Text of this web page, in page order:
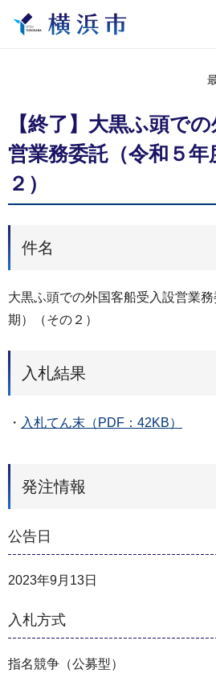
【終了】大黒ふ頭で
営業務委託（令和５
２）
件名
大黒ふ頭での外国客船受入設営業
期）（その２）
入札結果
・ 入札てん末（PDF：42KB）
発注情報
公告日
2023年9月13日
入札方式
指名競争（公募型）